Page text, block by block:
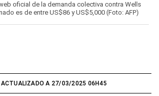
oficial de la demanda colectiva contra Wells
es de entre US$86 y US$5,000 (Foto: AFP)
A 27/03/2025 06H45